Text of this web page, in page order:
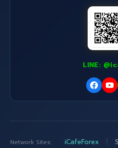
LINE:
Network Sites: iCafeForex